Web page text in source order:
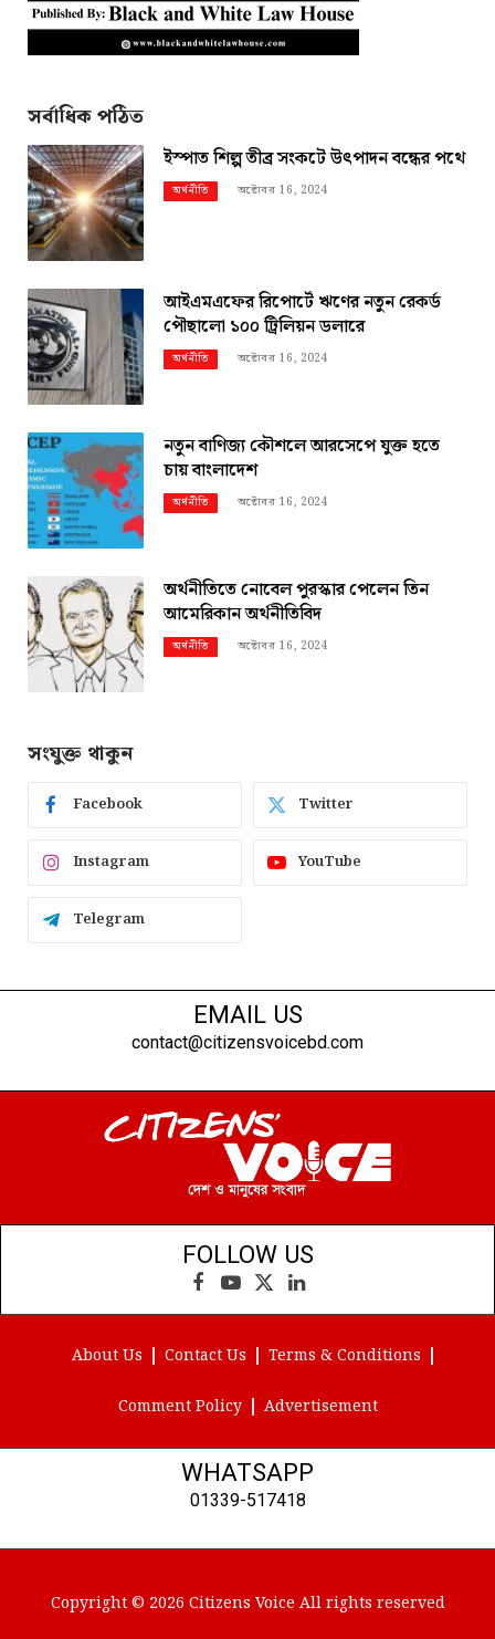
সর্বাধিক পঠিত
ইস্পাত শিল্প তীব্র সংকটে উৎপাদন বন্ধের পথে
অর্থনীতি অক্টোবর 16, 2024
আইএমএফের রিপোর্টে ঋণের নতুন রেকর্ড
পৌছালো ১০০ ট্রিলিয়ন ডলারে
অর্থনীতি অক্টোবর 16, 2024
নতুন বাণিজ্য কৌশলে আরসেপে যুক্ত হতে
চায় বাংলাদেশ
অর্থনীতি অক্টোবর 16, 2024
অর্থনীতিতে নোবেল পুরস্কার পেলেন তিন
আমেরিকান অর্থনীতিবিদ
অর্থনীতি অক্টোবর 16, 2024
সংযুক্ত থাকুন
Facebook Twitter
Instagram YouTube
Telegram
EMAIL US
contact@citizensvoicebd.com
FOLLOW US
Facebook
YouTube
X
(Twitter)
LinkedIn
About Us Contact Us Terms & Conditions
Comment Policy Advertisement
WHATSAPP
01339-517418
Copyright © 2026 Citizens Voice All rights reserved